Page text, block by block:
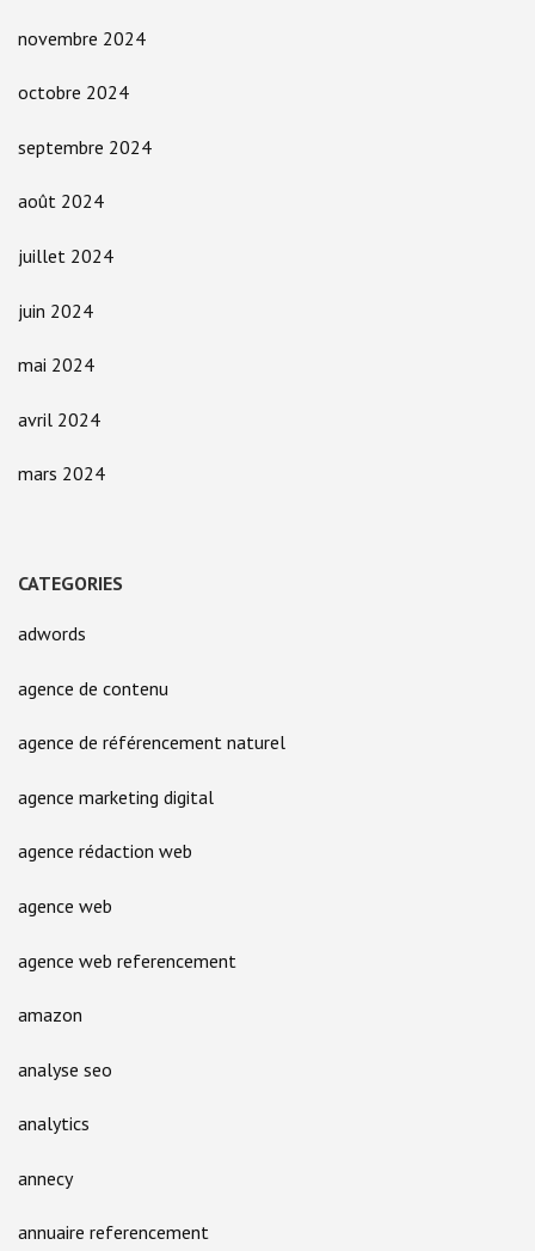
novembre 2024
octobre 2024
septembre 2024
août 2024
juillet 2024
juin 2024
mai 2024
avril 2024
mars 2024
CATEGORIES
adwords
agence de contenu
agence de référencement naturel
agence marketing digital
agence rédaction web
agence web
agence web referencement
amazon
analyse seo
analytics
annecy
annuaire referencement